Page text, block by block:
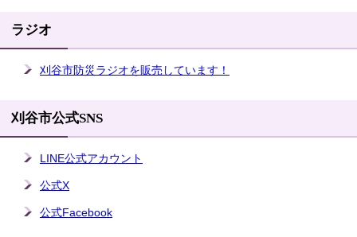
ラジオ
刈谷市防災ラジオを販売しています！
刈谷市公式SNS
LINE公式アカウント
公式X
公式Facebook